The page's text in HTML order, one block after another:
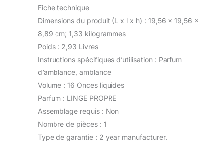
Fiche technique
Dimensions du produit (L x l x h) : 19,56 x 19,56 x
8,89 cm; 1,33 kilogrammes
Poids : 2,93 Livres
Instructions spécifiques d’utilisation : Parfum
d’ambiance, ambiance
Volume : 16 Onces liquides
Parfum : LINGE PROPRE
Assemblage requis : Non
Nombre de pièces : 1
Type de garantie : 2 year manufacturer.